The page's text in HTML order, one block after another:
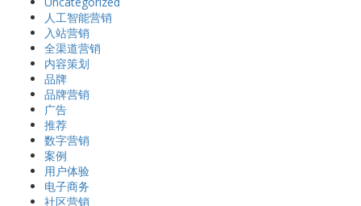
人工智能营销
入站营销
全渠道营销
内容策划
品牌
品牌营销
广告
推荐
数字营销
案例
用户体验
电子商务
社区营销